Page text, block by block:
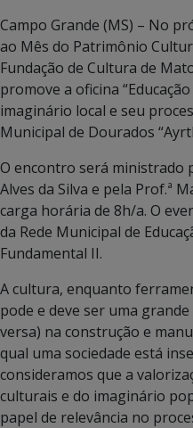
Campo Grande (MS) – No
ao Mês do Patrimônio
Fundação de Cultura de
promove a oficina
imaginário local e seu
Municipal de Dourados
O encontro será ministrado
Alves da Silva e pela Prof.ª
carga horária de 8h/a. O
da Rede Municipal de
Fundamental II.
A cultura, enquanto
pode e deve ser uma
versa) na construção e
qual uma sociedade está
consideramos que a
culturais e do imaginário
papel de relevância no